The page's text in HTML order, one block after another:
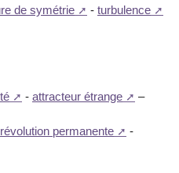
de symétrie - turbulence
- attracteur étrange
–
révolution permanente
-